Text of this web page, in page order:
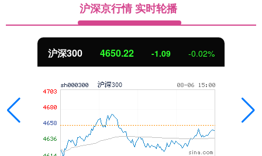
沪深京行情 实时轮播
北证50 1122.88 0.00 0.00%